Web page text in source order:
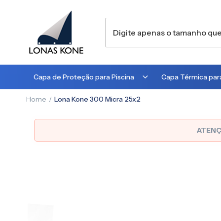
Capa de Proteção para Piscina
300 MICRA
450 MICRA
Capa Térmica
500 MICRA
Home Lona Kone 300 Micra 25x2